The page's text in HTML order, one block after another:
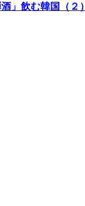
」飲む韓国（２）